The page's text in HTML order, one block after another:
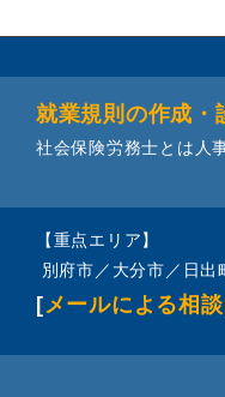
就業規則の作成・
社会保険労務士とは人
【重点エリア】
別府市／大分市／日出
[メールによる相